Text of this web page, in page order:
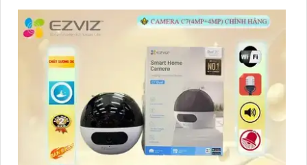
chỉnh sửa nào, bạn đừng ngần ngại để lại lời nhắn. Chúc bạn
thành công!